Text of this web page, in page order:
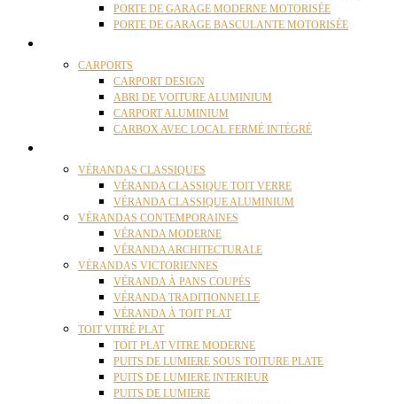
PORTE DE GARAGE MODERNE MOTORISÉE
PORTE DE GARAGE BASCULANTE MOTORISÉE
CARPORTS
CARPORT DESIGN
ABRI DE VOITURE ALUMINIUM
CARPORT ALUMINIUM
CARBOX AVEC LOCAL FERMÉ INTÉGRÉ
VÉRANDAS CLASSIQUES
VÉRANDA CLASSIQUE TOIT VERRE
VÉRANDA CLASSIQUE ALUMINIUM
VÉRANDAS CONTEMPORAINES
VÉRANDA MODERNE
VÉRANDA ARCHITECTURALE
VÉRANDAS VICTORIENNES
VÉRANDA À PANS COUPÉS
VÉRANDA TRADITIONNELLE
VÉRANDA À TOIT PLAT
TOIT VITRÉ PLAT
TOIT PLAT VITRE MODERNE
PUITS DE LUMIERE SOUS TOITURE PLATE
PUITS DE LUMIERE INTERIEUR
PUITS DE LUMIERE